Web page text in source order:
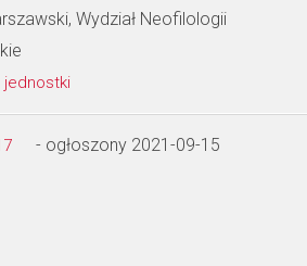
Wydział Neofilologii
jednostki
- ogłoszony 2021-09-15